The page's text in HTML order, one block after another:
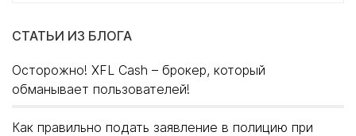
СТАТЬИ ИЗ БЛОГА
Осторожно! XFL Cash – брокер, который
обманывает пользователей!
Как правильно подать заявление в полицию при